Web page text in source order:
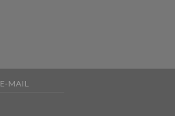
MAIL